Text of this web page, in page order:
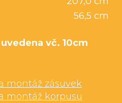
56,5 cm
vč. 10cm
montáž zásuvek
montáž korpusu